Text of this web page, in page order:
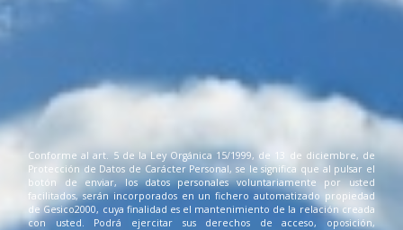
Conforme al art. 5 de la Ley Orgánica 15/1999, de 13 de diciembre, de
Protección de Datos de Carácter Personal, se le significa que al pulsar el
botón de enviar, los datos personales voluntariamente por usted
facilitados, serán incorporados en un fichero automatizado propiedad
de Gesico2000, cuya finalidad es el mantenimiento de la relación creada
con usted. Podrá ejercitar sus derechos de acceso, oposición,